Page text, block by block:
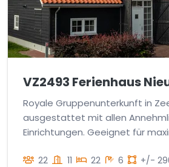
VZ2493 Ferienhaus
Royale Gruppenunterkunft in
ausgestattet mit allen
Einrichtungen. Geeignet für
22 11 22 6 +/-